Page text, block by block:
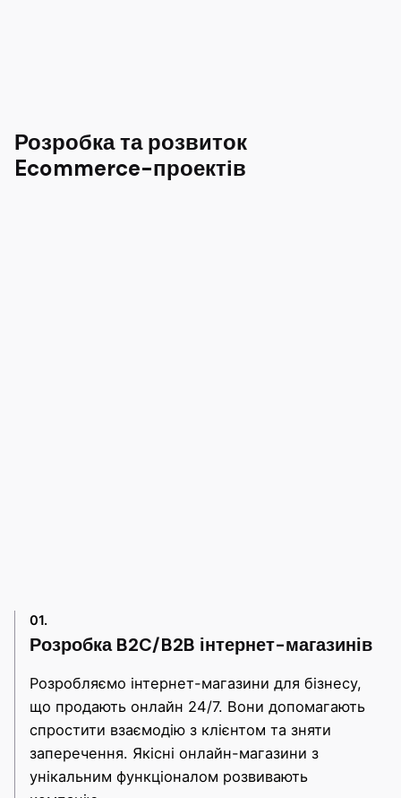
Розробка та розвиток
Ecommerce-проектів
01.
Розробка B2C/B2B інтернет-магазинів
Розробляємо інтернет-магазини для бізнесу,
що продають онлайн 24/7. Вони допомагають
спростити взаємодію з клієнтом та зняти
заперечення. Якісні онлайн-магазини з
унікальним функціоналом розвивають